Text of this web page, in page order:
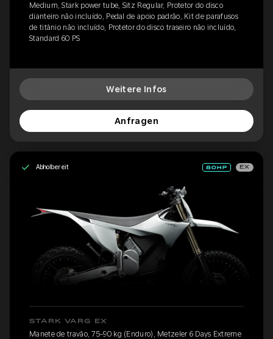
Medium, Stark power tube, Sitz Regular, Protetor do disco
dianteiro não incluído, Pedal de apoio padrão, Kit de parafusos
de titânio não incluído, Protetor do disco traseiro não incluído,
Standard 60 PS
Weitere Infos
Anfragen
Abholbereit EX
STARK VARG EX
Manete de travão, 75-90 kg (Enduro), Metzeler 6 Days Extreme